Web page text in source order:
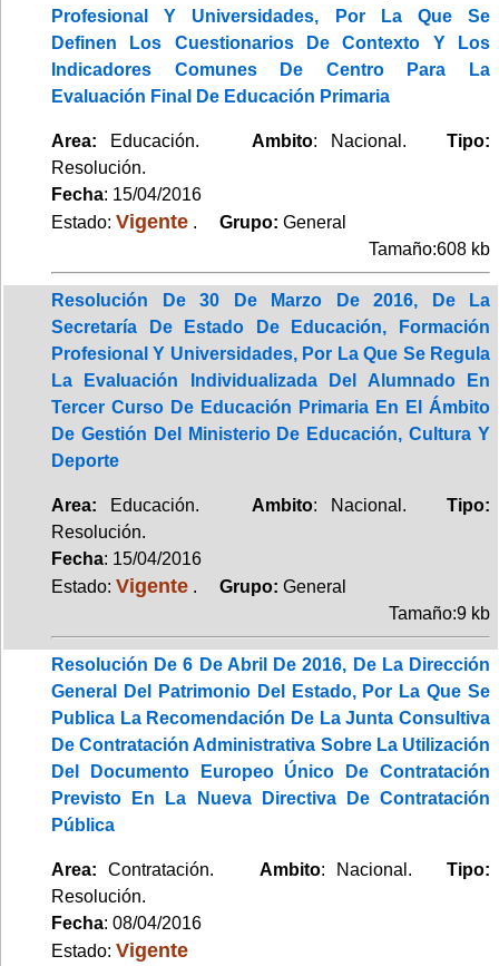
Profesional Y Universidades, Por La Que Se
Definen Los Cuestionarios De Contexto Y Los
Indicadores Comunes De Centro Para La
Evaluación Final De Educación Primaria
Area: Educación.Ambito: Nacional.Tipo:
Resolución.
Fecha: 15/04/2016
Estado: Vigente . Grupo: General
Tamaño:608 kb
Resolución De 30 De Marzo De 2016, De La
Secretaría De Estado De Educación, Formación
Profesional Y Universidades, Por La Que Se Regula
La Evaluación Individualizada Del Alumnado En
Tercer Curso De Educación Primaria En El Ámbito
De Gestión Del Ministerio De Educación, Cultura Y
Deporte
Area: Educación. Ambito: Nacional.Tipo:
Resolución.
Fecha: 15/04/2016
Estado: Vigente . Grupo: General
Tamaño:9 kb
Resolución De 6 De Abril De 2016, De La Dirección
General Del Patrimonio Del Estado, Por La Que Se
Publica La Recomendación De La Junta Consultiva
De Contratación Administrativa Sobre La Utilización
Del Documento Europeo Único De Contratación
Previsto En La Nueva Directiva De Contratación
Pública
Area: Contratación.Ambito: Nacional.Tipo:
Resolución.
Fecha: 08/04/2016
Estado: Vigente